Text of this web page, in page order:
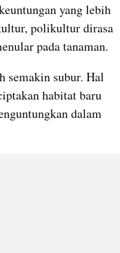
yang lebih
polikultur dirasa
pada tanaman.
semakin subur. Hal
habitat baru
dalam